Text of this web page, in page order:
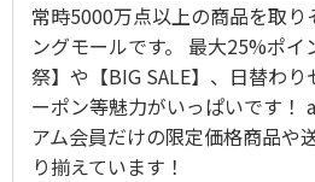
常時5000万点以上の商品を取
ングモールです。 最大25%ポ
祭】や【BIG SALE】、日替わ
ーポン等魅力がいっぱいです！
アム会員だけの限定価格商品や
り揃えています！